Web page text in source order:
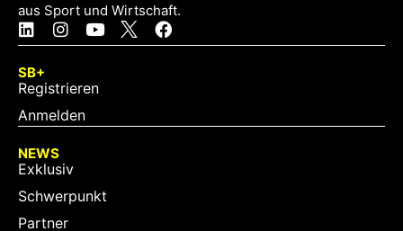
aus Sport und Wirtschaft.
SB+
Registrieren
Anmelden
NEWS
Exklusiv
Schwerpunkt
Partner